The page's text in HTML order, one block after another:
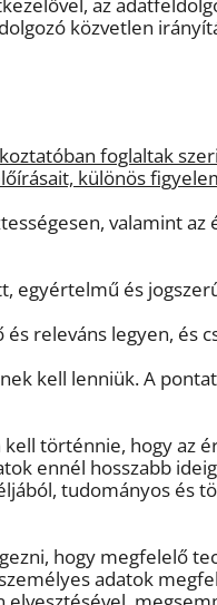
közvetlen
foglaltak
különös
valamint
egyértelmű és
releváns legyen, és
kell lenniük. A
történnie, hogy az
ennél hosszabb
tudományos és
hogy megfelelő
adatok